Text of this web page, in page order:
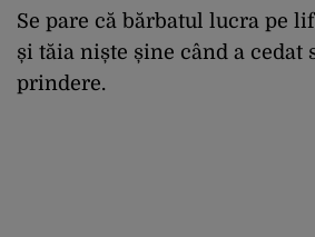
Se pare că bărbatul lucra pe
și tăia niște șine când a cedat
prindere.